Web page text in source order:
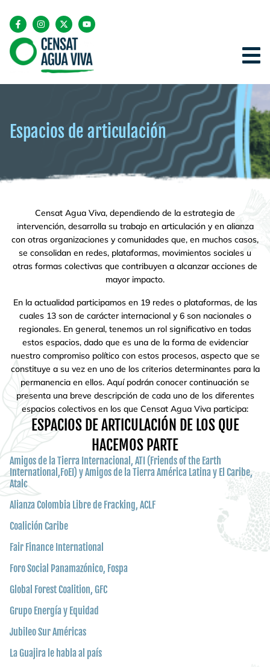
Espacios de articulación
Censat Agua Viva, dependiendo de la estrategia de
intervención, desarrolla su trabajo en articulación y en alianza
con otras organizaciones y comunidades que, en muchos casos,
se consolidan en redes, plataformas, movimientos sociales u
otras formas colectivas que contribuyen a alcanzar acciones de
mayor impacto.
En la actualidad participamos en 19 redes o plataformas, de las
cuales 13 son de carácter internacional y 6 son nacionales o
regionales. En general, tenemos un rol significativo en todas
estos espacios, dado que es una de la forma de evidenciar
nuestro compromiso político con estos procesos, aspecto que se
constituye a su vez en uno de los criterios determinantes para la
permanencia en ellos. Aquí podrán conocer continuación se
presenta una breve descripción de cada uno de los diferentes
espacios colectivos en los que Censat Agua Viva participa:
ESPACIOS DE ARTICULACIÓN DE LOS QUE
HACEMOS PARTE
Amigos de la Tierra Internacional, ATI (Friends of the Earth
International,FoEI) y Amigos de la Tierra América Latina y El Caribe,
Atalc
Alianza Colombia Libre de Fracking, ACLF
Coalición Caribe
Fair Finance International
Foro Social Panamazónico, Fospa
Global Forest Coalition, GFC
Grupo Energía y Equidad
Jubileo Sur Américas
La Guajira le habla al país